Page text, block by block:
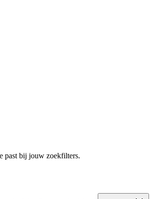
past bij jouw zoekfilters.